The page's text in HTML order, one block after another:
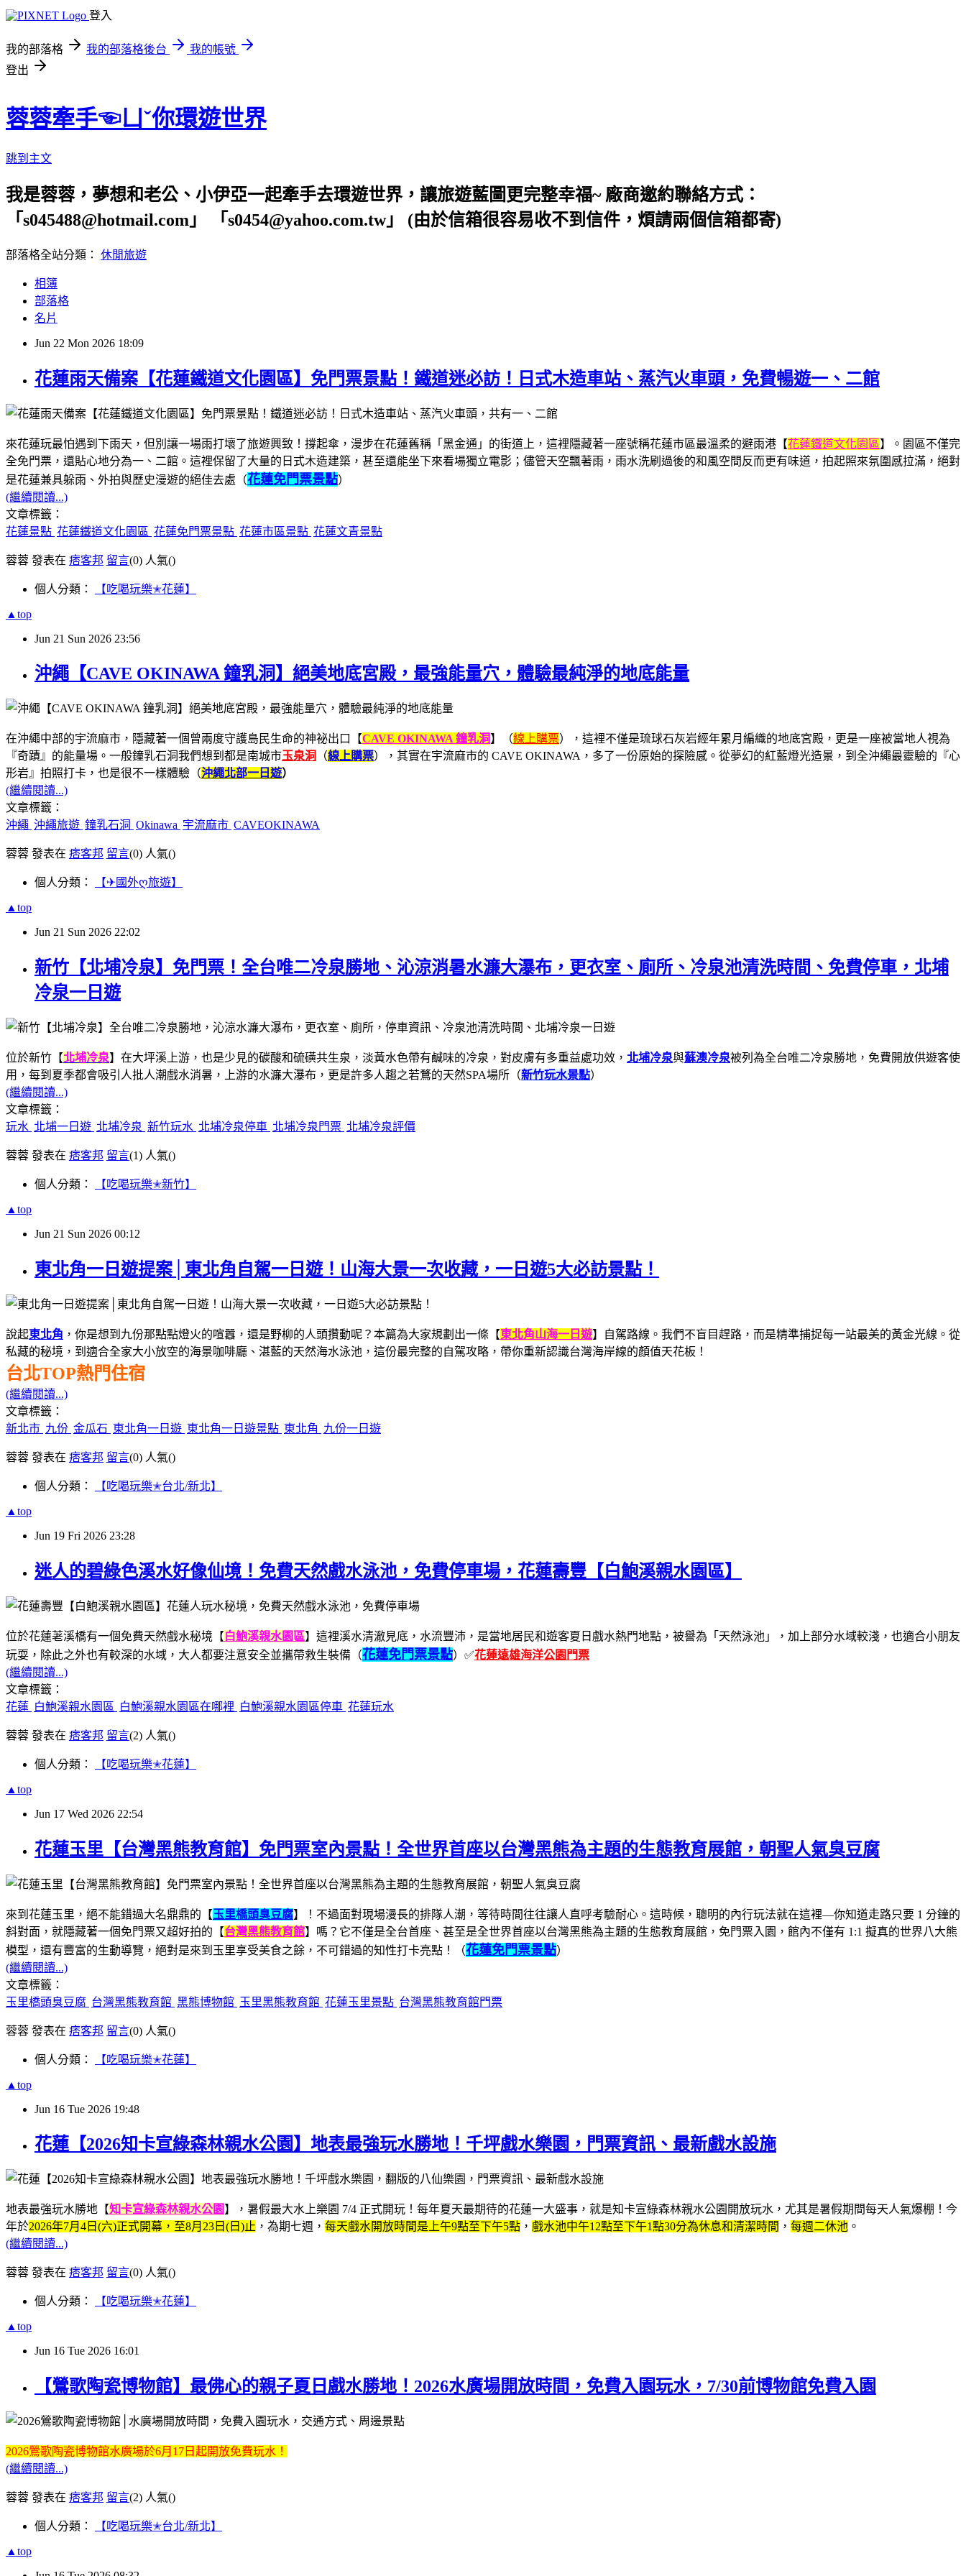
登入
我的部落格 我的部落格後台
我的帳號
登出
蓉蓉牽手☜ㄩˇ你環遊世界
跳到主文
我是蓉蓉，夢想和老公、小伊亞一起牽手去環遊世界，讓旅遊藍圖更完整幸福~ 廠商邀約聯絡方式：
「s045488@hotmail.com」 「s0454@yahoo.com.tw」 (由於信箱很容易收不到信件，煩請兩個信箱都寄)
部落格全站分類： 休閒旅遊
相簿
部落格
名片
Jun 22 Mon 2026 18:09
花蓮雨天備案【花蓮鐵道文化園區】免門票景點！鐵道迷必訪！日式木造車站、蒸汽火車頭，免費暢遊一、二館
來花蓮玩最怕遇到下雨天，但別讓一場雨打壞了旅遊興致！撐起傘，漫步在花蓮舊稱「黑金通」的街道上，這裡隱藏著一座號稱花蓮市區最溫柔的避雨港【花蓮鐵道文化園區】。園區不僅完
全免門票，還貼心地分為一、二館。這裡保留了大量的日式木造建築，甚至還能坐下來看場獨立電影；儘管天空飄著雨，雨水洗刷過後的和風空間反而更有味道，拍起照來氛圍感拉滿，絕對
是花蓮兼具躲雨、外拍與歷史漫遊的絕佳去處（花蓮免門票景點）
(繼續閱讀...)
文章標籤：
花蓮景點 花蓮鐵道文化園區 花蓮免門票景點 花蓮市區景點 花蓮文青景點
蓉蓉 發表在 痞客邦 留言(0) 人氣()
個人分類： 【吃喝玩樂✭花蓮】
▲top
Jun 21 Sun 2026 23:56
沖繩【CAVE OKINAWA 鐘乳洞】絕美地底宮殿，最強能量穴，體驗最純淨的地底能量
在沖繩中部的宇流麻市，隱藏著一個曾兩度守護島民生命的神祕出口【CAVE OKINAWA 鐘乳洞】（線上購票），這裡不僅是琉球石灰岩經年累月編織的地底宮殿，更是一座被當地人視為
『奇蹟』的能量場。一般鐘乳石洞我們想到都是南城市玉泉洞 （線上購票），其實在宇流麻市的 CAVE OKINAWA，多了一份原始的探險感。從夢幻的紅藍燈光造景，到全沖繩最靈驗的『心
形岩』拍照打卡，也是很不一樣體驗（沖繩北部一日遊）
(繼續閱讀...)
文章標籤：
沖繩 沖繩旅遊 鐘乳石洞 Okinawa 宇流麻市 CAVEOKINAWA
蓉蓉 發表在 痞客邦 留言(0) 人氣()
個人分類： 【✈國外ღ旅遊】
▲top
Jun 21 Sun 2026 22:02
新竹【北埔冷泉】免門票！全台唯二冷泉勝地、沁涼消暑水濂大瀑布，更衣室、廁所、冷泉池清洗時間、免費停車，北埔
冷泉一日遊
位於新竹【北埔冷泉】在大坪溪上游，也是少見的碳酸和硫磺共生泉，淡黃水色帶有鹹味的冷泉，對皮膚有多重益處功效， 北埔冷泉與蘇澳冷泉被列為全台唯二冷泉勝地，免費開放供遊客使
用，每到夏季都會吸引人批人潮戲水消暑，上游的水濂大瀑布，更是許多人趨之若鶩的天然SPA場所 （新竹玩水景點）
(繼續閱讀...)
文章標籤：
玩水 北埔一日遊 北埔冷泉 新竹玩水 北埔冷泉停車 北埔冷泉門票 北埔冷泉評價
蓉蓉 發表在 痞客邦 留言(1) 人氣()
個人分類： 【吃喝玩樂✭新竹】
▲top
Jun 21 Sun 2026 00:12
東北角一日遊提案│東北角自駕一日遊！山海大景一次收藏，一日遊5大必訪景點！
說起東北角 ，你是想到九份那點點燈火的喧囂，還是野柳的人頭攢動呢？本篇為大家規劃出一條【東北角山海一日遊】自駕路線。我們不盲目趕路，而是精準捕捉每一站最美的黃金光線。從
私藏的秘境，到適合全家大小放空的海景咖啡廳、湛藍的天然海水泳池，這份最完整的自駕攻略，帶你重新認識台灣海岸線的顏值天花板！
台北TOP熱門住宿
(繼續閱讀...)
文章標籤：
新北市 九份 金瓜石 東北角一日遊 東北角一日遊景點 東北角 九份一日遊
蓉蓉 發表在 痞客邦 留言(0) 人氣()
個人分類： 【吃喝玩樂✭台北/新北】
▲top
Jun 19 Fri 2026 23:28
迷人的碧綠色溪水好像仙境！免費天然戲水泳池，免費停車場，花蓮壽豐【白鮑溪親水園區】
位於花蓮荖溪橋有一個免費天然戲水秘境【白鮑溪親水園區】這裡溪水清澈見底，水流豐沛，是當地居民和遊客夏日戲水熱門地點，被譽為「天然泳池」，加上部分水域較淺，也適合小朋友
玩耍，除此之外也有較深的水域，大人都要注意安全並攜帶救生裝備（花蓮免門票景點） ✅花蓮遠雄海洋公園門票
(繼續閱讀...)
文章標籤：
花蓮 白鮑溪親水園區 白鮑溪親水園區在哪裡 白鮑溪親水園區停車 花蓮玩水
蓉蓉 發表在 痞客邦 留言(2) 人氣()
個人分類： 【吃喝玩樂✭花蓮】
▲top
Jun 17 Wed 2026 22:54
花蓮玉里【台灣黑熊教育館】免門票室內景點！全世界首座以台灣黑熊為主題的生態教育展館，朝聖人氣臭豆腐
來到花蓮玉里，絕不能錯過大名鼎鼎的【玉里橋頭臭豆腐】！不過面對現場漫長的排隊人潮，等待時間往往讓人直呼考驗耐心。這時候，聰明的內行玩法就在這裡—你知道走路只要 1 分鐘的
斜對面，就隱藏著一個免門票又超好拍的【台灣黑熊教育館】嗎？它不僅是全台首座、甚至是全世界首座以台灣黑熊為主題的生態教育展館，免門票入園，館內不僅有 1:1 擬真的世界八大熊
模型，還有豐富的生動導覽，絕對是來到玉里享受美食之餘，不可錯過的知性打卡亮點！（花蓮免門票景點）
(繼續閱讀...)
文章標籤：
玉里橋頭臭豆腐 台灣黑熊教育館 黑熊博物館 玉里黑熊教育館 花蓮玉里景點 台灣黑熊教育館門票
蓉蓉 發表在 痞客邦 留言(0) 人氣()
個人分類： 【吃喝玩樂✭花蓮】
▲top
Jun 16 Tue 2026 19:48
花蓮【2026知卡宣綠森林親水公園】地表最強玩水勝地！千坪戲水樂園，門票資訊、最新戲水設施
地表最強玩水勝地【知卡宣綠森林親水公園】，暑假最大水上樂園 7/4 正式開玩！ 每年夏天最期待的花蓮一大盛事，就是知卡宣綠森林親水公園 開放玩水，尤其是暑假期間每天人氣爆棚！今
年於2026年7月4日(六)正式開幕，至8月23日(日)止 ，為期七週， 每天戲水開放時間是上午9點至下午5點 ， 戲水池中午12點至下午1點30分為休息和清潔時間 ， 每週二休池 。
(繼續閱讀...)
蓉蓉 發表在 痞客邦 留言(0) 人氣()
個人分類： 【吃喝玩樂✭花蓮】
▲top
Jun 16 Tue 2026 16:01
【鶯歌陶瓷博物館】最佛心的親子夏日戲水勝地！2026水廣場開放時間，免費入園玩水，7/30前博物館免費入園
2026鶯歌陶瓷博物館水廣場於6月17日起開放免費玩水！
(繼續閱讀...)
蓉蓉 發表在 痞客邦 留言(2) 人氣()
個人分類： 【吃喝玩樂✭台北/新北】
▲top